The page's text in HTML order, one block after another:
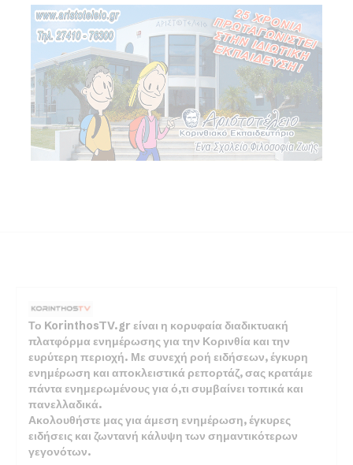
Το KorinthosTV.gr είναι η κορυφαία διαδικτυακή
πλατφόρμα ενημέρωσης για την Κορινθία και την
ευρύτερη περιοχή. Με συνεχή ροή ειδήσεων, έγκυρη
ενημέρωση και αποκλειστικά ρεπορτάζ, σας κρατάμε
πάντα ενημερωμένους για ό,τι συμβαίνει τοπικά και
πανελλαδικά.
Ακολουθήστε μας για άμεση ενημέρωση, έγκυρες
ειδήσεις και ζωντανή κάλυψη των σημαντικότερων
γεγονότων.